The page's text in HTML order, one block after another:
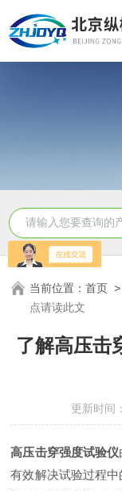
当前位置：首页
点请读此文
了解高压击
更新时
高压击穿强度试验仪
有效解决试验过程